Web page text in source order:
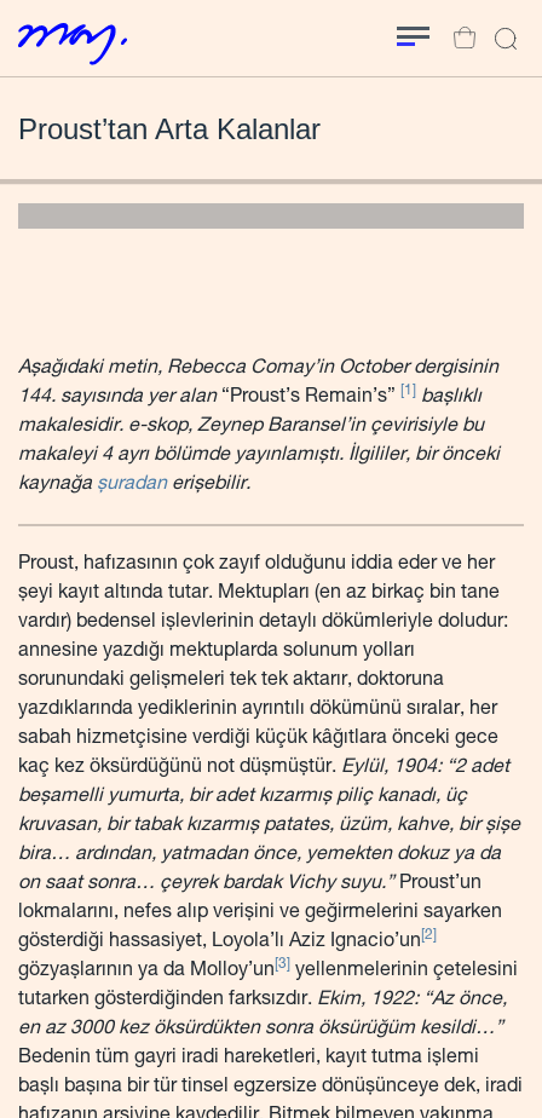
Proust’tan Arta Kalanlar
Aşağıdaki metin, Rebecca Comay’in October dergisinin
144. sayısında yer alan “Proust’s Remain’s” [1]
başlıklı
makalesidir. e-skop, Zeynep Baransel’in çevirisiyle bu
makaleyi 4 ayrı bölümde yayınlamıştı. İlgililer, bir önceki
kaynağa şuradanerişebilir.
Proust, hafızasının çok zayıf olduğunu iddia eder ve her
şeyi kayıt altında tutar. Mektupları (en az birkaç bin tane
vardır) bedensel işlevlerinin detaylı dökümleriyle doludur:
annesine yazdığı mektuplarda solunum yolları
sorunundaki gelişmeleri tek tek aktarır, doktoruna
yazdıklarında yediklerinin ayrıntılı dökümünü sıralar, her
sabah hizmetçisine verdiği küçük kâğıtlara önceki gece
kaç kez öksürdüğünü not düşmüştür. Eylül, 1904: “2 adet
beşamelli yumurta, bir adet kızarmış piliç kanadı, üç
kruvasan, bir tabak kızarmış patates, üzüm, kahve, bir şişe
bira… ardından, yatmadan önce, yemekten dokuz ya da
on saat sonra… çeyrek bardak Vichy suyu.”Proust’un
lokmalarını, nefes alıp verişini ve geğirmelerini sayarken
gösterdiği hassasiyet, Loyola’lı Aziz Ignacio’un [2]
gözyaşlarının ya da Molloy’un [3]
yellenmelerinin çetelesini
tutarken gösterdiğinden farksızdır. Ekim, 1922: “Az önce,
en az 3000 kez öksürdükten sonra öksürüğüm kesildi…”
Bedenin tüm gayri iradi hareketleri, kayıt tutma işlemi
başlı başına bir tür tinsel egzersize dönüşünceye dek, iradi